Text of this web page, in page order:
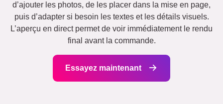
d’ajouter les photos, de les placer dans la mise en page,
puis d’adapter si besoin les textes et les détails visuels.
L’aperçu en direct permet de voir immédiatement le rendu
final avant la commande.
Essayez maintenant